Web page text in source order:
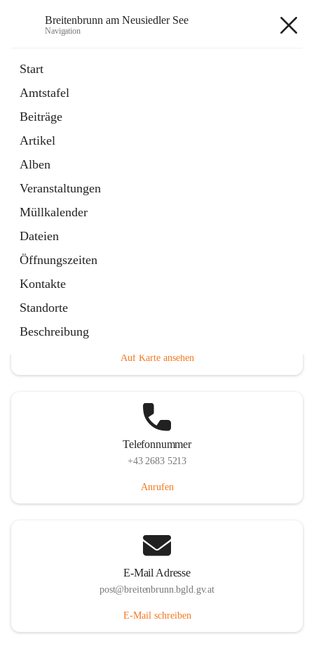
Breitenbrunn am Neusiedler See
Navigation
Start
Amtstafel
Beiträge
Artikel
Alben
Veranstaltungen
Müllkalender
Dateien
Öffnungszeiten
Kontakte
Standorte
Beschreibung
18 Schnellzugriffe
Gemeindeservice
Auf Karte ansehen
Telefonnummer
+43 2683 5213
Anrufen
E-Mail Adresse
post@breitenbrunn.bgld.gv.at
E-Mail schreiben